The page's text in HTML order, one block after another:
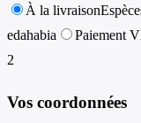
À la livraison
edahabia
Paiement
2
Vos coordonnées